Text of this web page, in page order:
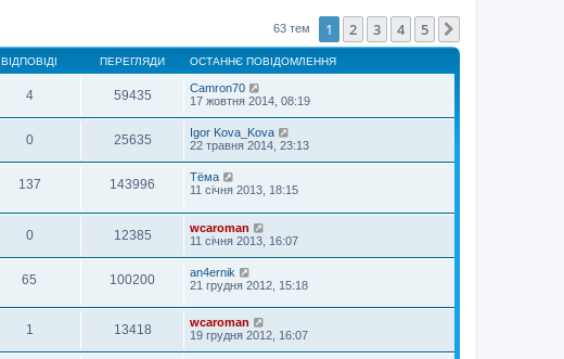
63 тем 1 2 3 4 5
ВІДПОВІДІ ПЕРЕГЛЯДИ ОСТАННЄ ПОВІДОМЛЕННЯ
4 59435
Camron70
17 жовтня 2014, 08:19
0 25635
Igor Kova_Kova
22 травня 2014, 23:13
137 143996
Тёма
11 січня 2013, 18:15
0 12385
wcaroman
11 січня 2013, 16:07
65 100200
an4ernik
21 грудня 2012, 15:18
1 13418
wcaroman
19 грудня 2012, 16:07